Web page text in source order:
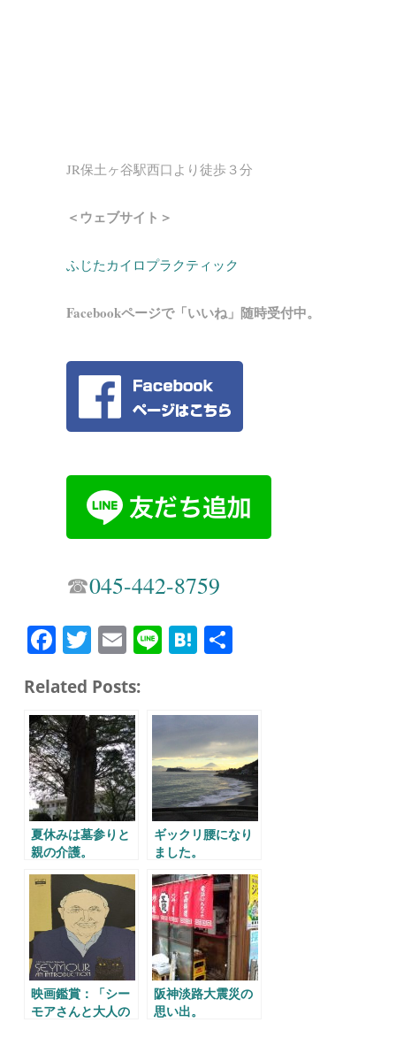
JR保土ヶ谷駅西口より徒歩３分
＜ウェブサイト＞
ふじたカイロプラクティック
Facebookページで「いいね」随時受付中。
☎︎045-442-8759
Fa
bo
ok
T
tte
r
E
ail
Li H
a
Related Posts:
夏休みは墓参りと
親の介護。
ギックリ腰になり
ました。
映画鑑賞：「シー
モアさんと大人の
阪神淡路大震災の
思い出。